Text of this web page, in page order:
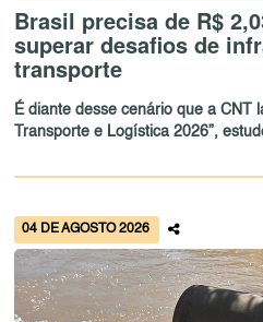
Brasil precisa de R$
superar desafios de
transporte
É diante desse cenário que a CNT
Transporte e Logística 2026”,
04 DE AGOSTO 2026